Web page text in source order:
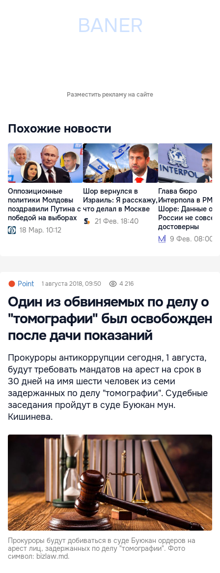
Разместить рекламу на сайте
Похожие новости
Оппозиционные
политики Молдовы
поздравили Путина с
победой на выборах
18 Мар. 10:12
Шор вернулся в
Израиль: Я расскажу,
что делал в Москве
21 Фев. 18:40
Глава бюро
Интерпола в РМ о
Шоре: Данные от
России не совсем
достоверны
9 Фев. 08:00
Point 1 августа 2018, 09:50 4 216
Один из обвиняемых по делу о
"томографии" был освобожден
после дачи показаний
Прокуроры антикоррупции сегодня, 1 августа,
будут требовать мандатов на арест на срок в
30 дней на имя шести человек из семи
задержанных по делу "томографии". Судебные
заседания пройдут в суде Буюкан мун.
Кишинева.
Прокуроры будут добиваться в суде Буюкан ордеров на
арест лиц, задержанных по делу "томографии". Фото
символ: bizlaw.md.